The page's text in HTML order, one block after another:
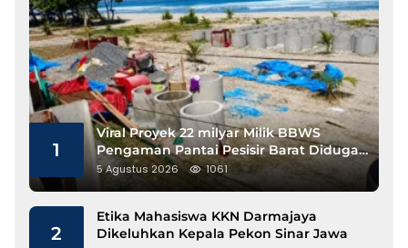
1
Viral Proyek 22 milyar Milik BBWS
Pengaman Pantai Pesisir Barat Diduga
Gunakan Besi Banci
5 Agustus 2026 1061
2
Etika Mahasiswa KKN Darmajaya
Dikeluhkan Kepala Pekon Sinar Jawa